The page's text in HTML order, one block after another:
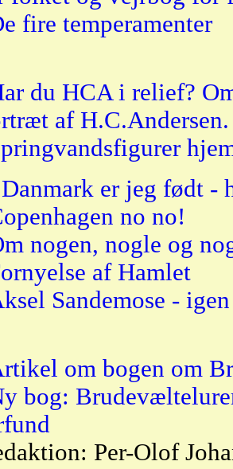
fire temperamenter
du HCA i relief?
af H.C.Andersen.
er jeg født -
no no!
nogen, nogle og
af Hamlet
Sandemose - igen
om bogen om
bog:
Per-Olof